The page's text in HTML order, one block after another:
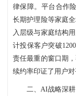
律保障。平台合作
长期护理险等家庭
入层级与家庭结构
计投保客户突破
责任最重的窗口期
续约率印证了用户
二、AI战略深